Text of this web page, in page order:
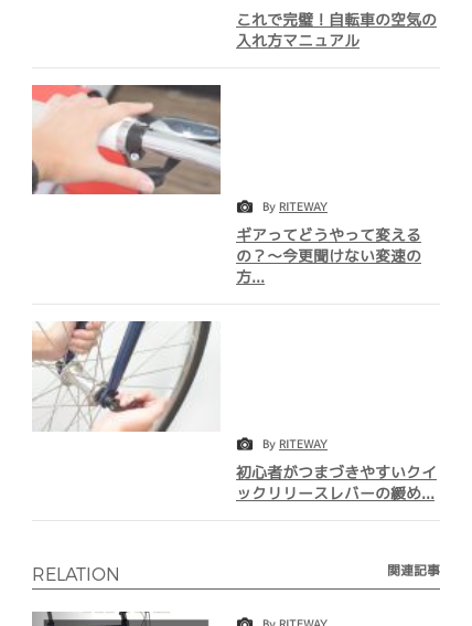
これで完璧！自転車の空気の
入れ方マニュアル
By RITEWAY
ギアってどうやって変える
の？～今更聞けない変速の
方...
By RITEWAY
初心者がつまづきやすいクイ
ックリリースレバーの緩め...
RELATION 関連記事